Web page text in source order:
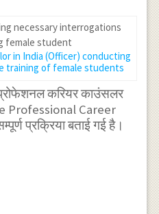
in India (Officer) conducting
training of female students
करियर काउंसलर
Professional Career
प्रक्रिया बताई गई है।